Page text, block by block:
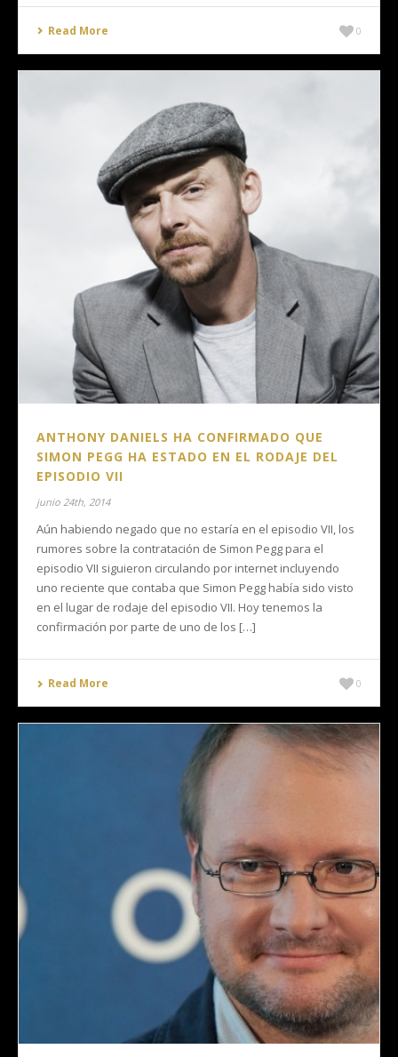
Read More 0
ANTHONY DANIELS HA CONFIRMADO QUE
SIMON PEGG HA ESTADO EN EL RODAJE DEL
EPISODIO VII
junio 24th, 2014
Aún habiendo negado que no estaría en el episodio VII, los
rumores sobre la contratación de Simon Pegg para el
episodio VII siguieron circulando por internet incluyendo
uno reciente que contaba que Simon Pegg había sido visto
en el lugar de rodaje del episodio VII. Hoy tenemos la
confirmación por parte de uno de los […]
Read More 0